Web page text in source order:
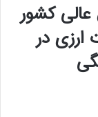
کشور
ارزی در